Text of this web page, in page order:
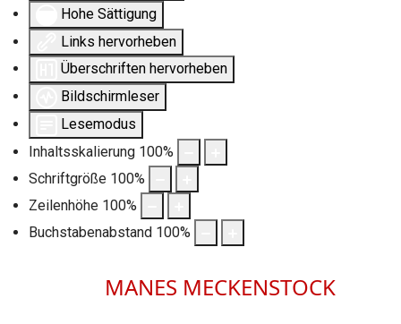
Hohe Sättigung
Links hervorheben
Überschriften hervorheben
Bildschirmleser
Lesemodus
Inhaltsskalierung 100%
Schriftgröße 100%
Zeilenhöhe 100%
Buchstabenabstand 100%
MANES MECKENSTOCK